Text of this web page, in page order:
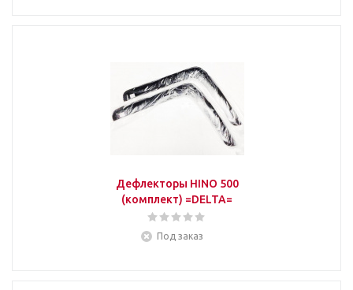
Дефлекторы HINO 500
(комплект) =DELTA=
Под заказ